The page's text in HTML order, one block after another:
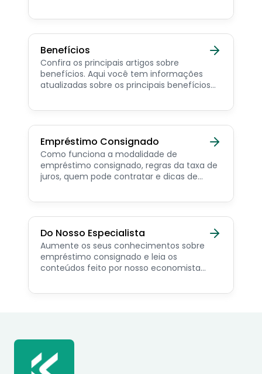
consignado privado.
Benefícios
Confira os principais artigos sobre
benefícios. Aqui você tem informações
atualizadas sobre os principais benefícios
pensionista e beneficiários de programas
Empréstimo Consignado
Como funciona a modalidade de
empréstimo consignado, regras da taxa de
juros, quem pode contratar e dicas de
Do Nosso Especialista
Aumente os seus conhecimentos sobre
empréstimo consignado e leia os
conteúdos feito por nosso economista